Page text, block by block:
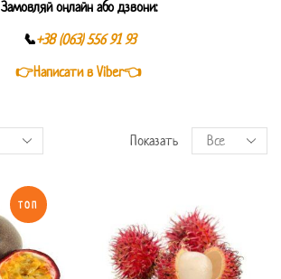
Показать
ТОП
Замовляй онлайн або дзвони:
📞+38 (063) 556 91 93
👉Написати в Viber👈